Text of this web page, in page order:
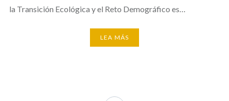
la Transición Ecológica y el Reto Demográfico es…
LEA MÁS